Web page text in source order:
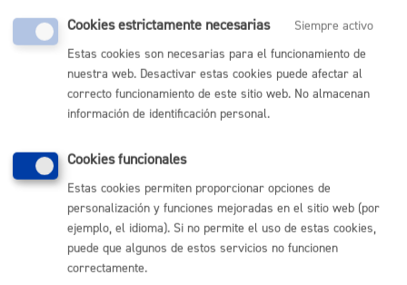
Comunícate con el Ayuntamiento de Donostia / San
Sebastián
(gratuito desde Donostia / San Sebastián)
(+34) 943 481 000
Informar de un error en la web
Enlaces útiles
Ofertas de empleo
Perfil del contratante
Cookies estrictamente necesarias
Siempre activo
Estas cookies son necesarias para el funcionamiento de
nuestra web. Desactivar estas cookies puede afectar al
correcto funcionamiento de este sitio web. No almacenan
información de identificación personal.
Cookies funcionales
Estas cookies permiten proporcionar opciones de
personalización y funciones mejoradas en el sitio web (por
ejemplo, el idioma). Si no permite el uso de estas cookies,
puede que algunos de estos servicios no funcionen
correctamente.